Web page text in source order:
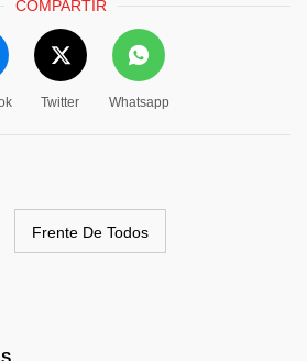
COMPARTIR
Twitter Whatsapp
Frente De Todos